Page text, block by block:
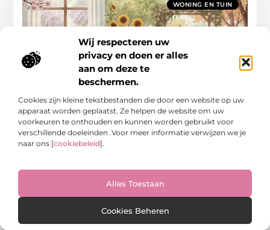
Wij respecteren uw
privacy en doen er alles
aan om deze te
beschermen.
Cookies zijn kleine tekstbestanden die door een website op uw
apparaat worden geplaatst. Ze helpen de website om uw
voorkeuren te onthouden en kunnen worden gebruikt voor
verschillende doeleinden .Voor meer informatie verwijzen we je
naar ons [cookiebeleid].
Alles Toestaan
Cookies Beheren
WONING EN TUIN
Overzichtsgids voor beter wonen en tuinieren
het hele jaar door
Uw huis en tuin in topconditie: een seizoensgids voor elke
maand Een comfortabel huis en een bloeiende tuin zijn het
resultaat van aandacht en zorg
Woning En Tuin
WONING EN TUIN